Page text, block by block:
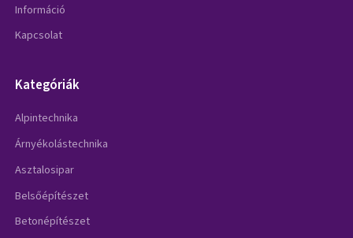
Információ
Kapcsolat
Kategóriák
Alpintechnika
Árnyékolástechnika
Asztalosipar
Belsőépítészet
Betonépítészet